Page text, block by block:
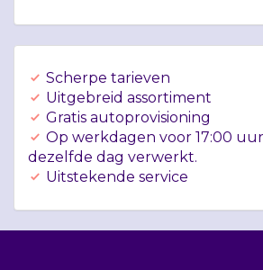
Scherpe tarieven
Uitgebreid assortiment
Gratis autoprovisioning
Op werkdagen voor 17:00
dezelfde dag verwerkt.
Uitstekende service